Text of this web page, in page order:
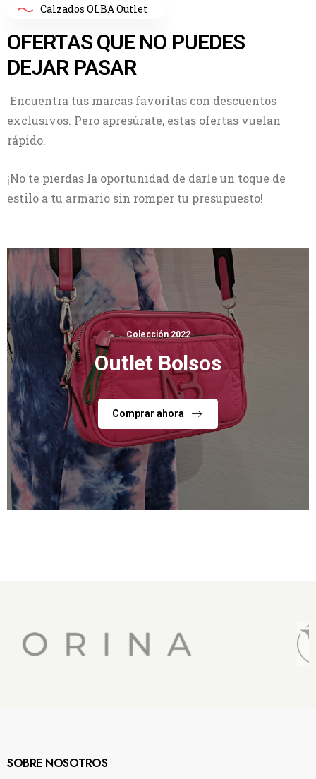
Calzados OLBA Outlet
OFERTAS QUE NO PUEDES
DEJAR PASAR
Encuentra tus marcas favoritas con descuentos
exclusivos. Pero apresúrate, estas ofertas vuelan
rápido.
¡No te pierdas la oportunidad de darle un toque de
estilo a tu armario sin romper tu presupuesto!
Colección 2022
Outlet Bolsos
Comprar ahora
SOBRE NOSOTROS